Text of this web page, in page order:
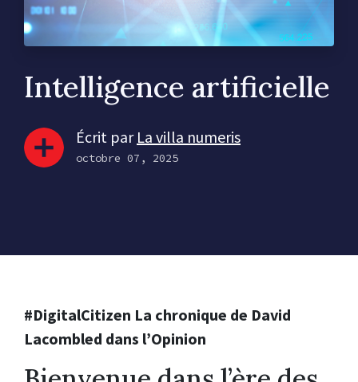
Intelligence artificielle
Écrit par La villa numeris
octobre 07, 2025
#DigitalCitizen La chronique de David
Lacombled dans l’Opinion